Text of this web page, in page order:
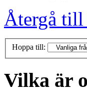
Återgå till
Hoppa till:
Vilka är